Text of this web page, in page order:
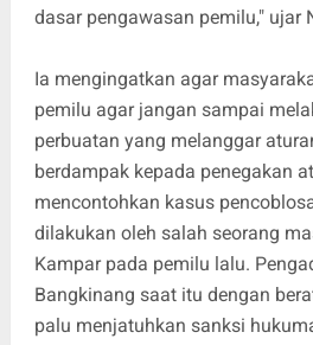
dasar pengawasan pemilu," ujar
Ia mengingatkan agar
pemilu agar jangan sampai
perbuatan yang melanggar
berdampak kepada penegakan
mencontohkan kasus
dilakukan oleh salah seorang
Kampar pada pemilu lalu.
Bangkinang saat itu dengan
palu menjatuhkan sanksi